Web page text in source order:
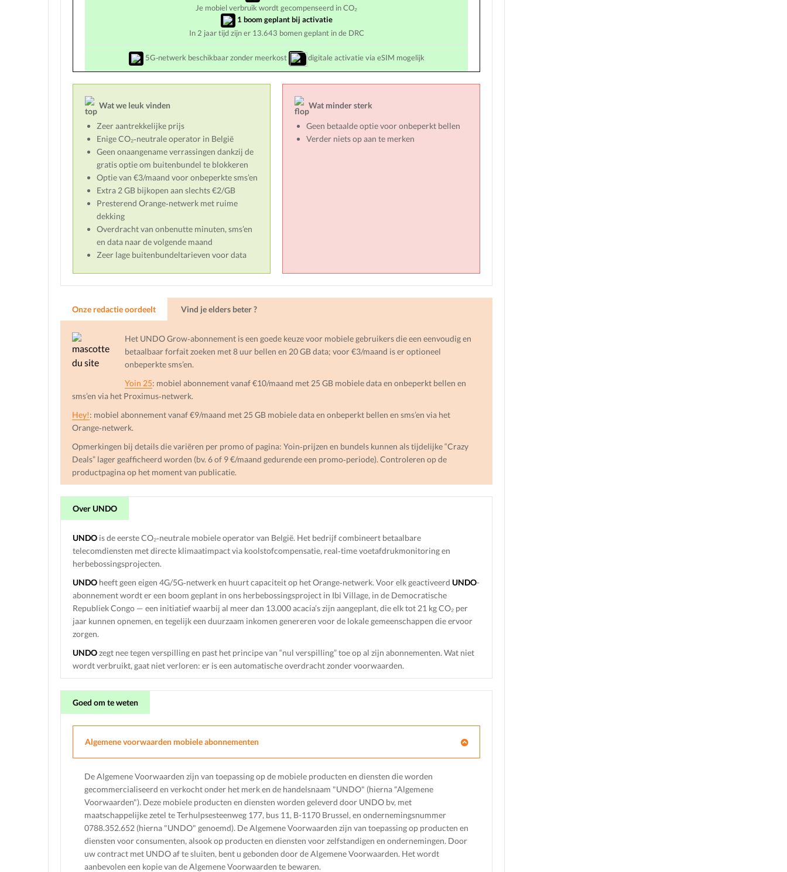
Je mobiel verbruik wordt gecompenseerd in CO₂
1 boom geplant bij activatie
In 2 jaar tijd zijn er 13.643 bomen geplant in de DRC
5G‑netwerk beschikbaar zonder meerkost digitale activatie via eSIM mogelijk
Wat we leuk vinden
Zeer aantrekkelijke prijs
Enige CO₂‑neutrale operator in België
Geen onaangename verrassingen dankzij de
gratis optie om buitenbundel te blokkeren
Optie van €3/maand voor onbeperkte sms’en
Extra 2 GB bijkopen aan slechts €2/GB
Presterend Orange‑netwerk met ruime
dekking
Overdracht van onbenutte minuten, sms’en
en data naar de volgende maand
Zeer lage buitenbundeltarieven voor data
Wat minder sterk
Geen betaalde optie voor onbeperkt bellen
Verder niets op aan te merken
Onze redactie oordeelt Vind je elders beter ?
Het UNDO Grow‑abonnement is een goede keuze voor mobiele gebruikers die een eenvoudig en
betaalbaar forfait zoeken met 8 uur bellen en 20 GB data; voor €3/maand is er optioneel
onbeperkte sms’en.
Yoin 25: mobiel abonnement vanaf €10/maand met 25 GB mobiele data en onbeperkt bellen en
sms’en via het Proximus‑netwerk.
Hey!: mobiel abonnement vanaf €9/maand met 25 GB mobiele data en onbeperkt bellen en sms’en via het
Orange‑netwerk.
Opmerkingen bij details die variëren per promo of pagina: Yoin‑prijzen en bundels kunnen als tijdelijke “Crazy
Deals” lager geafficheerd worden (bv. 6 of 9 €/maand gedurende een promo‑periode). Controleren op de
productpagina op het moment van publicatie.
Over UNDO
UNDO is de eerste CO₂‑neutrale mobiele operator van België. Het bedrijf combineert betaalbare
telecomdiensten met directe klimaatimpact via koolstofcompensatie, real‑time voetafdrukmonitoring en
herbebossingsprojecten.
UNDO heeft geen eigen 4G/5G‑netwerk en huurt capaciteit op het Orange‑netwerk. Voor elk geactiveerd UNDO-
abonnement wordt er een boom geplant in ons herbebossingsproject in Ibi Village, in de Democratische
Republiek Congo — een initiatief waarbij al meer dan 13.000 acacia’s zijn aangeplant, die elk tot 21 kg CO₂ per
jaar kunnen opnemen, en tegelijk een duurzaam inkomen genereren voor de lokale gemeenschappen die ervoor
zorgen.
UNDOzegt nee tegen verspilling en past het principe van “nul verspilling” toe op al zijn abonnementen. Wat niet
wordt verbruikt, gaat niet verloren: er is een automatische overdracht zonder voorwaarden.
Goed om te weten
Algemene voorwaarden mobiele abonnementen
De Algemene Voorwaarden zijn van toepassing op de mobiele producten en diensten die worden
gecommercialiseerd en verkocht onder het merk en de handelsnaam "UNDO" (hierna "Algemene
Voorwaarden"). Deze mobiele producten en diensten worden geleverd door UNDO bv, met
maatschappelijke zetel te Terhulpsesteenweg 177, bus 11, B-1170 Brussel, en ondernemingsnummer
0788.352.652 (hierna "UNDO" genoemd). De Algemene Voorwaarden zijn van toepassing op producten en
diensten voor consumenten, alsook op producten en diensten voor zelfstandigen en ondernemingen. Door
uw contract met UNDO af te sluiten, bent u gebonden door de Algemene Voorwaarden. Het wordt
aanbevolen een kopie van de Algemene Voorwaarden te bewaren.